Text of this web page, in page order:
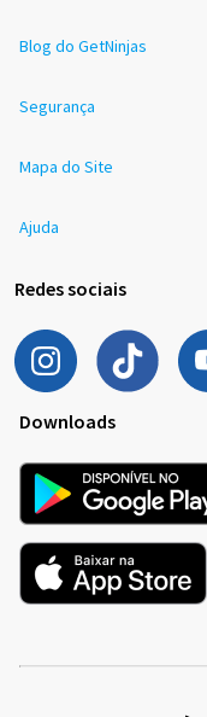
Blog do GetNinjas
Segurança
Mapa do Site
Ajuda
Redes sociais
Downloads